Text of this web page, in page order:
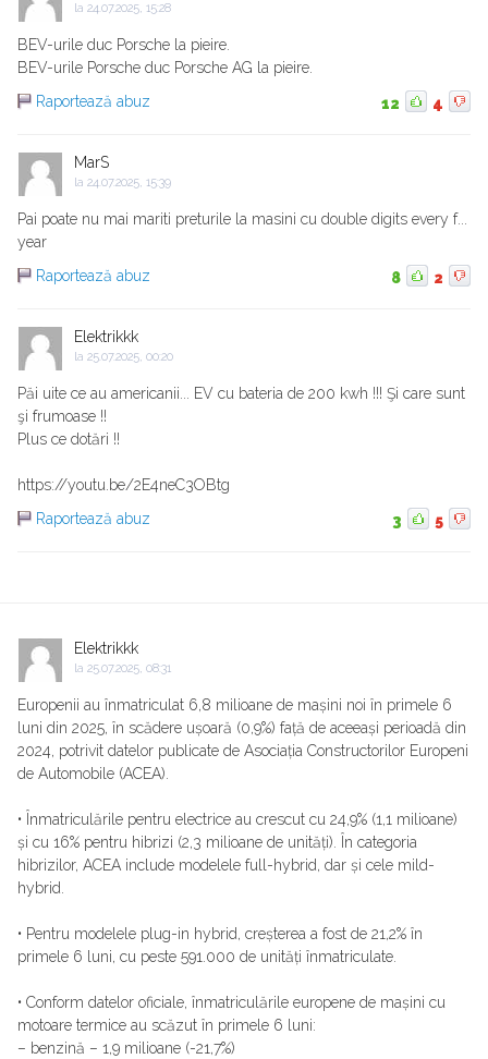
la 24.07.2025, 15:28
BEV-urile duc Porsche la pieire.
BEV-urile Porsche duc Porsche AG la pieire.
Raportează abuz
12 4
MarS
la 24.07.2025, 15:39
Pai poate nu mai mariti preturile la masini cu double digits every f...
year
Raportează abuz
8 2
Elektrikkk
la 25.07.2025, 00:20
Păi uite ce au americanii... EV cu bateria de 200 kwh !!! Şi care sunt
şi frumoase !!
Plus ce dotări !!
https://youtu.be/2E4neC3OBtg
Raportează abuz
3 5
Elektrikkk
la 25.07.2025, 08:31
Europenii au înmatriculat 6,8 milioane de mașini noi în primele 6
luni din 2025, în scădere ușoară (0,9%) față de aceeași perioadă din
2024, potrivit datelor publicate de Asociația Constructorilor Europeni
de Automobile (ACEA).
• Înmatriculările pentru electrice au crescut cu 24,9% (1,1 milioane)
și cu 16% pentru hibrizi (2,3 milioane de unități). În categoria
hibrizilor, ACEA include modelele full-hybrid, dar și cele mild-
hybrid.
• Pentru modelele plug-in hybrid, creșterea a fost de 21,2% în
primele 6 luni, cu peste 591.000 de unități înmatriculate.
• Conform datelor oficiale, înmatriculările europene de mașini cu
motoare termice au scăzut în primele 6 luni:
– benzină – 1,9 milioane (-21,7%)